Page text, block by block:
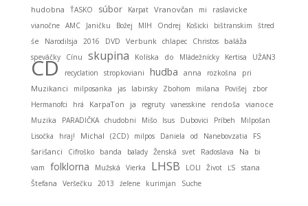
hudobna ŤASKO súbor Karpat Vranovčan mi
raslavicke
vianočne AMC Janičku Božej MIH Ondrej Košicki bištranskim
štred
śe
Narodilsja 2016 DVD Verbunk chlapec Christos baláža
speváčky Cínu skupina Kolíska do Mládežnícky Kertisa UŽAN3
CD recyclation stropkoviani hudba anna rozkošna pri
Muzikanci milposanka jas labirsky Zbohom milana Povišej
zbor
Hermanofci
hrá KarpaTon ja regruty vanesskine rendoša
vianoce
Muzika
PARADIČKA chudobni Mišo Isus Dubovici Príbeh
Milpošan
Lisočka
hraj! Michal (2CD) milpos Daniela od Nanebovzatia
FS
šarišanci
Cifroško banda balady Ženská svet Radoslava Na
bi
vam
folklorna Mužská Vierka LHSB LOLI Život ĽS stana
Štefana Veršečku 2013 źeľene kurimjan Suche